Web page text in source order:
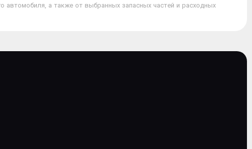
автомобиля, а также от выбранных запасных частей и расходных